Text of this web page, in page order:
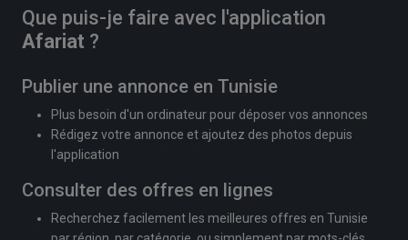
Que puis-je faire avec l'application
Afariat ?
Publier une annonce en Tunisie
Plus besoin d'un ordinateur pour déposer vos annonces
Rédigez votre annonce et ajoutez des photos depuis
l'application
Consulter des offres en lignes
Recherchez facilement les meilleures offres en Tunisie